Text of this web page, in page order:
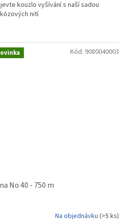
kouzlo vyšívání s naší sadou
nití
No 40 - 750 m
Na objednávku (>5 ks)
Kód: 9080040003